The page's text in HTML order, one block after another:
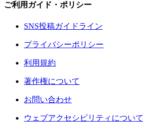
ご利用ガイド・ポリシー
SNS投稿ガイドライン
プライバシーポリシー
利用規約
著作権について
お問い合わせ
ウェブアクセシビリティについて